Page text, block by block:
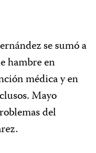
se sumó a
hambre en
médica y en
Mayo
del